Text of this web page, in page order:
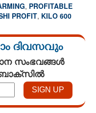
, PROFITABLE
PROFIT, KILO 600
ദിവസവും
സംഭവങ്ങൾ